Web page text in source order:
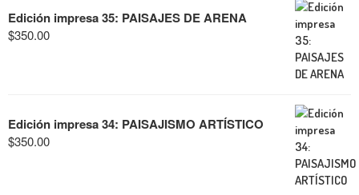
Edición impresa 35: PAISAJES DE ARENA
$350.00
Edición impresa 34: PAISAJISMO ARTÍSTICO
$350.00